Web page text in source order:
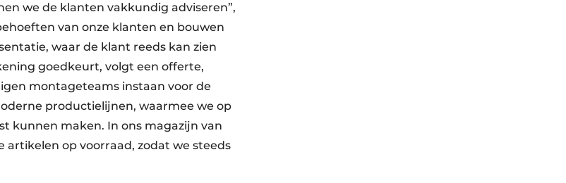
we de klanten vakkundig adviseren”,
van onze klanten en bouwen
waar de klant reeds kan zien
goedkeurt, volgt een offerte,
montageteams instaan voor de
productielijnen, waarmee we op
kunnen maken. In ons magazijn van
artikelen op voorraad, zodat we steeds